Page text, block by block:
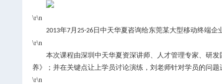
\r\n
2013年7月 25-26 日中天华夏咨询给东莞某大型移动终端
\r\n
本次课程由深圳中天华夏资深讲师、人才管理专家、研
养》；并在关键点让上学员讨论演练，刘老师针对学员的问
\r\n